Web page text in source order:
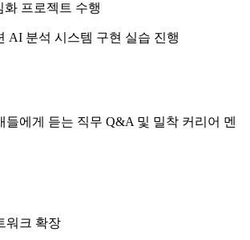
화 프로젝트 수행
AI 분석 시스템 구현 실습 진행
들에게 듣는 직무 Q&A 및 밀착 커리어 멘
워크 확장